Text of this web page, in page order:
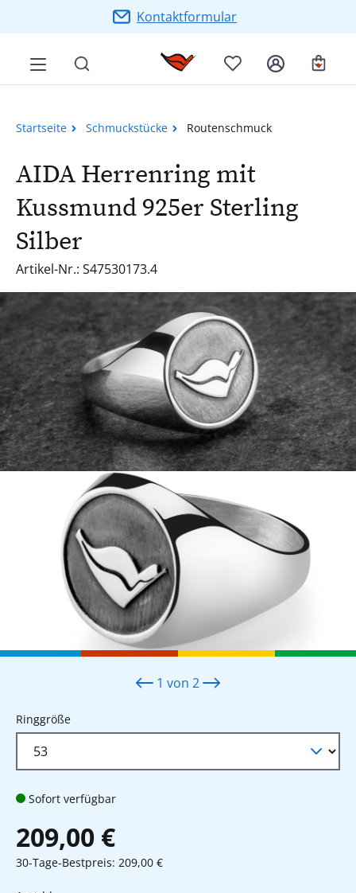
Zum Hauptinhalt springenKontaktformular
Startseite Schmuckstücke Routenschmuck
AIDA Herrenring mit
Kussmund 925er Sterling
Silber
Artikel-Nr.: S47530173.4
Bildergalerie überspringen
1 von 2
Ringgrößeauswählen
Sofort verfügbar
209,00 €
30-Tage-Bestpreis: 209,00 €